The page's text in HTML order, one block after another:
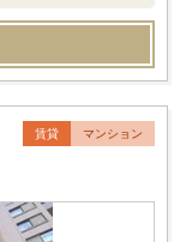
賃貸 マンション